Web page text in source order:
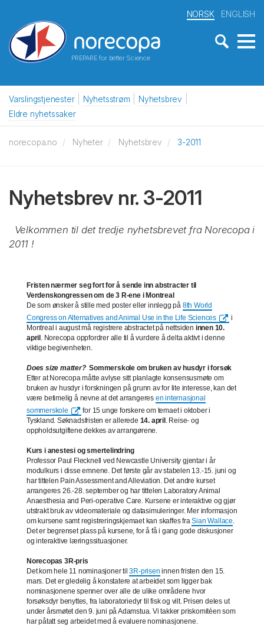
PREPARE for better Science
NORSK ENGLISH
Varslingstjenester Nyhetsstrøm
Nyhetsbrev
Eldre nyhetssaker
norecopa.no Nyheter Nyhetsbrev 3-2011
Nyhetsbrev nr. 3-2011
Velkommen til det tredje nyhetsbrevet fra Norecopa i
2011 !
Fristen nærmer seg fort for å sende inn abstracter til
Verdenskongressen om de 3 R-ene i Montreal
De som ønsker å stille med poster eller innlegg på 8th World
Congress on Alternatives and Animal Use in the Life Sciences
i
Montreal i august må registrere abstractet på nettsiden innen 10.
april . Norecopa oppfordrer alle til å vurdere å delta aktivt i denne
viktige begivenheten.
Does size matter?Sommerskole om bruken av husdyr i forsøk
Etter at Norecopa måtte avlyse sitt planlagte konsensusmøte om
bruken av husdyr i forskningen på grunn av for lite interesse, kan det
være betimelig å nevne at det arrangeres en internasjonal
sommerskole
for 15 unge forskere om temaet i oktober i
Tyskland. Søknadsfristen er allerede 14. april . Reise- og
oppholdsutgiftene dekkes av arrangørene.
Kurs i anestesi og smertelindring
Professor Paul Flecknell ved Newcastle University gjentar i år
modulkurs i disse emnene. Det første går av stabelen 13.-15. juni og
har tittelen Pain Assessment and Alleviation. Det andre kurset
arrangeres 26.-28. september og har tittelen Laboratory Animal
Anaesthesia and Peri-operative Care. Kursene er interaktive og gjør
utstrakt bruk av videomateriale og datasimuleringer. Mer informasjon
om kursene samt registreringskjemaet kan skaffes fraSian Wallace.
Det er begrenset plass på kursene, for å få i gang gode diskusjoner
og interaktive læringssituasjoner.
Norecopas 3R-pris
Det kom hele 11 nominasjoner til3R-prisen innen fristen den 15.
mars. Det er gledelig å konstatere at arbeidet som ligger bak
nominasjonene spenner over alle de ulike områdene hvor
forsøksdyr benyttes, fra laboratoriedyr til fisk og vilt. Prisen deles ut
under årsmøtet den 9. juni på Adamstua. Vi takker priskomitéen som
har påtatt seg arbeidet med å evaluere nominasjonene.